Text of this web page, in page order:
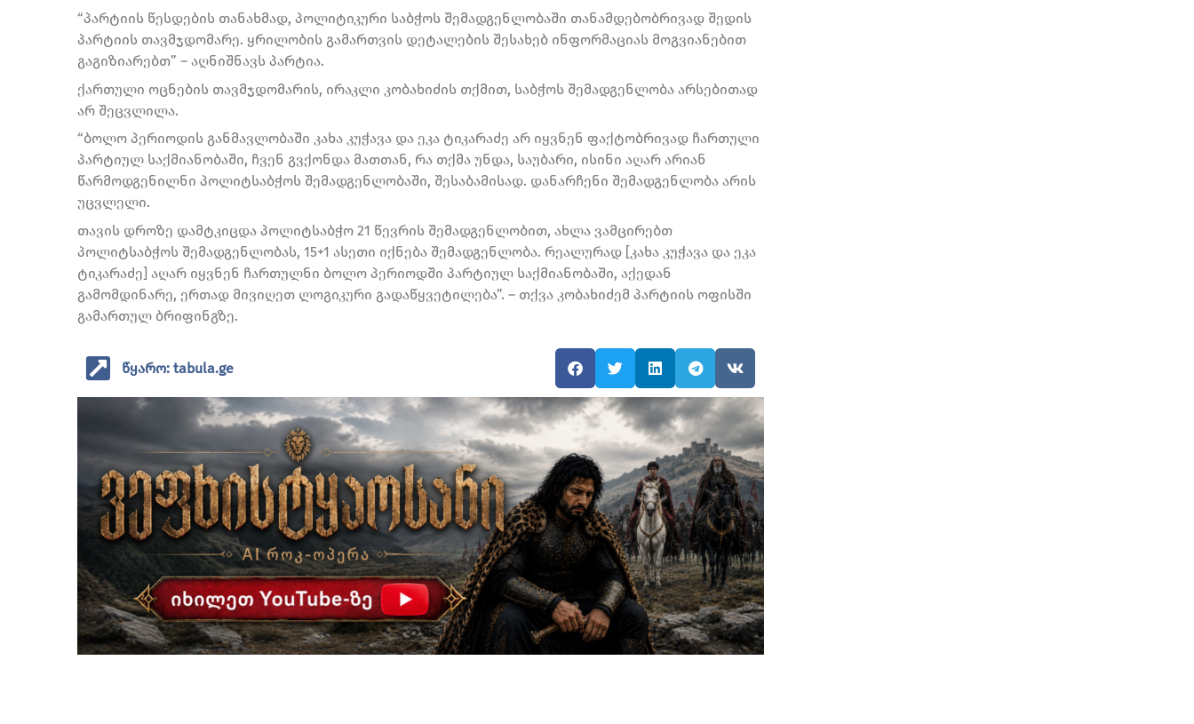
“პარტიის წესდების თანახმად, პოლიტიკური საბჭოს შემადგენლობაში თანამდებობრივად შედის
პარტიის თავმჯდომარე. ყრილობის გამართვის დეტალების შესახებ ინფორმაციას მოგვიანებით
გაგიზიარებთ” – აღნიშნავს პარტია.
ქართული ოცნების თავმჯდომარის, ირაკლი კობახიძის თქმით, საბჭოს შემადგენლობა არსებითად
არ შეცვლილა.
“ბოლო პერიოდის განმავლობაში კახა კუჭავა და ეკა ტიკარაძე არ იყვნენ ფაქტობრივად ჩართული
პარტიულ საქმიანობაში, ჩვენ გვქონდა მათთან, რა თქმა უნდა, საუბარი, ისინი აღარ არიან
წარმოდგენილნი პოლიტსაბჭოს შემადგენლობაში, შესაბამისად. დანარჩენი შემადგენლობა არის
უცვლელი.
თავის დროზე დამტკიცდა პოლიტსაბჭო 21 წევრის შემადგენლობით, ახლა ვამცირებთ
პოლიტსაბჭოს შემადგენლობას, 15+1 ასეთი იქნება შემადგენლობა. რეალურად [კახა კუჭავა და ეკა
ტიკარაძე] აღარ იყვნენ ჩართულნი ბოლო პერიოდში პარტიულ საქმიანობაში, აქედან
გამომდინარე, ერთად მივიღეთ ლოგიკური გადაწყვეტილება”. – თქვა კობახიძემ პარტიის ოფისში
გამართულ ბრიფინგზე.
წყარო: tabula.ge